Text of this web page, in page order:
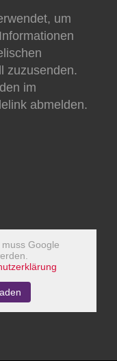
um
zuzusenden.
im
abmelden.
Google